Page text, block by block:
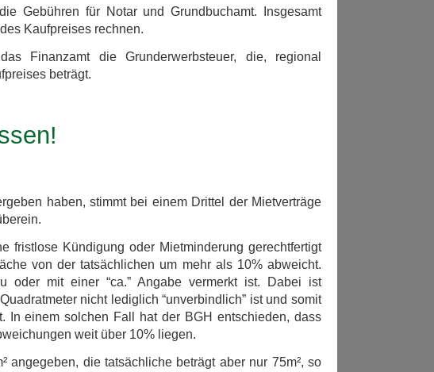
Gebühren für Notar und Grundbuchamt. Insgesamt
Kaufpreises rechnen.
Finanzamt die Grunderwerbsteuer, die, regional
beträgt.
haben, stimmt bei einem Drittel der Mietverträge
fristlose Kündigung oder Mietminderung gerechtfertigt
von der tatsächlichen um mehr als 10% abweicht.
oder mit einer “ca.” Angabe vermerkt ist. Dabei ist
nicht lediglich “unverbindlich” ist und somit
In einem solchen Fall hat der BGH entschieden, dass
weit über 10% liegen.
angegeben, die tatsächliche beträgt aber nur 75m², so